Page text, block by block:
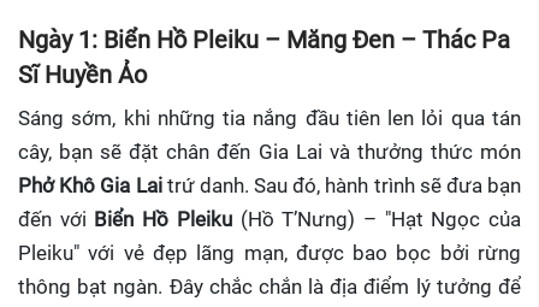
Ngày 1: Biển Hồ Pleiku – Măng Đen – Thác Pa
Sĩ Huyền Ảo
Sáng sớm, khi những tia nắng đầu tiên len lỏi qua tán
cây, bạn sẽ đặt chân đến Gia Lai và thưởng thức món
Phở Khô Gia Laitrứ danh. Sau đó, hành trình sẽ đưa bạn
đến với Biển Hồ Pleiku(Hồ T’Nưng) – "Hạt Ngọc của
Pleiku" với vẻ đẹp lãng mạn, được bao bọc bởi rừng
thông bạt ngàn. Đây chắc chắn là địa điểm lý tưởng để